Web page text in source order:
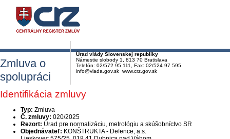
Úrad vlády Slovenskej republiky
Námestie slobody 1, 813 70 Bratislava
Telefón: 02/572 95 111, Fax: 02/524 97 595
info@vlada.gov.sk www.crz.gov.sk
Zmluva o
spolupráci
Identifikácia zmluvy
Typ: Zmluva
Č. zmluvy: 020/2025
Rezort: Úrad pre normalizáciu, metrológiu a skúšobníctvo SR
Objednávateľ: KONŠTRUKTA - Defence, a.s.